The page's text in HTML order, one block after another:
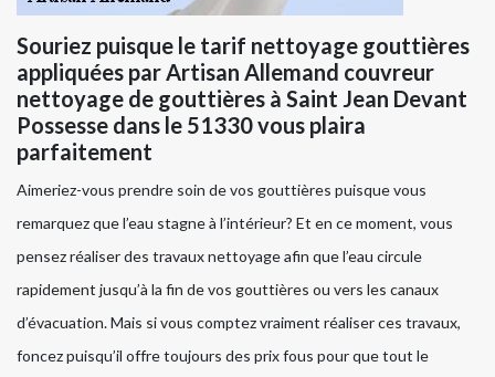
Souriez puisque le tarif nettoyage gouttières
appliquées par Artisan Allemand couvreur
nettoyage de gouttières à Saint Jean Devant
Possesse dans le 51330 vous plaira
parfaitement
Aimeriez-vous prendre soin de vos gouttières puisque vous
remarquez que l’eau stagne à l’intérieur? Et en ce moment, vous
pensez réaliser des travaux nettoyage afin que l’eau circule
rapidement jusqu’à la fin de vos gouttières ou vers les canaux
d’évacuation. Mais si vous comptez vraiment réaliser ces travaux,
foncez puisqu’il offre toujours des prix fous pour que tout le